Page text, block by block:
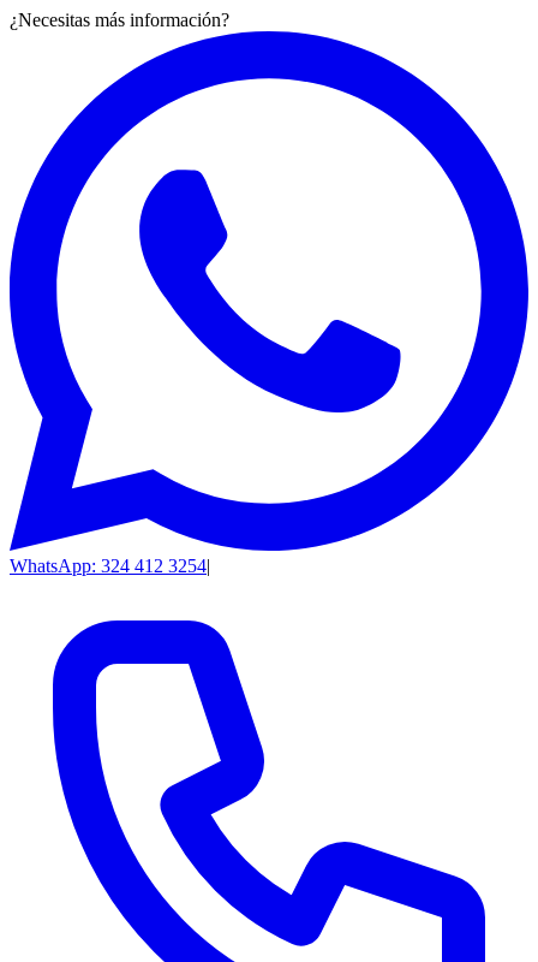
¿Necesitas más información?
WhatsApp: 324 412 3254|